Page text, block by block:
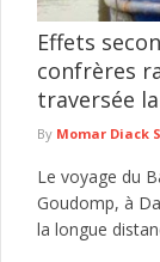
Effets
confrères
traversée
By Momar Diack
Le voyage du
Goudomp, à
la longue